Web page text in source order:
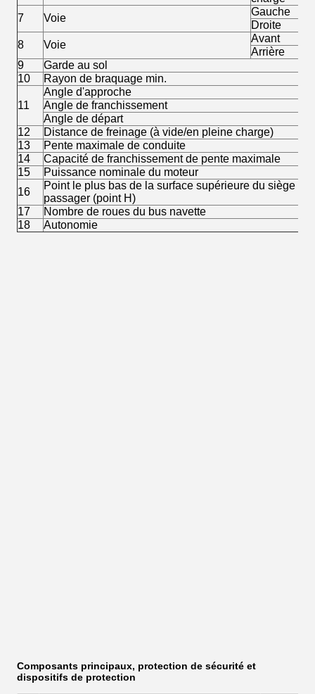
7
Voie
Gauche
Droite
8
Voie
Avant
Arrière
9
Garde au sol
10
Rayon de braquage min.
11
Angle d'approche
Angle de franchissement
Angle de départ
12
Distance de freinage (à vide/en pleine charge)
13
Pente maximale de conduite
14
Capacité de franchissement de pente maximale
15
Puissance nominale du moteur
16
Point le plus bas de la surface supérieure du siège
passager (point H)
17
Nombre de roues du bus navette
18
Autonomie
Composants principaux, protection de sécurité et
dispositifs de protection